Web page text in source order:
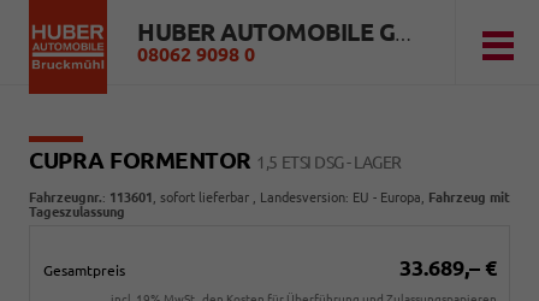
HUBER AUTOMOBILE GMBH
08062 9098 0
CUPRA FORMENTOR 1,5 ETSI DSG - LAGER
Fahrzeugnr.: 113601 sofort lieferbar , Landesversion: EU - Europa, Fahrzeug mit
Tageszulassung
Gesamtpreis 33.689,– €